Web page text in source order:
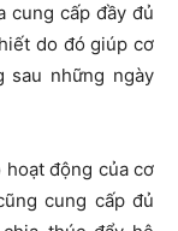
cung cấp đầy đủ
do đó giúp cơ
sau những ngày
hoạt động của cơ
cung cấp đủ